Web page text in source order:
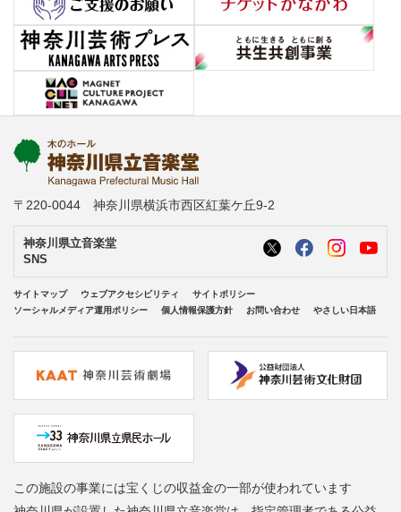
・ フロアマップ
・ 芸術参与
・ 建築見学ツアー
SNS
〒220-0044 神奈川県横浜市西区紅葉ケ丘9-2
神奈川県立音楽堂
SNS
サイトマップ ウェブアクセシビリティ
サイトポリシー
ソーシャルメディア運用ポリシー
個人情報保護方針 お問い合わせ やさしい日本語
この施設の事業には宝くじの収益金の一部が使われています